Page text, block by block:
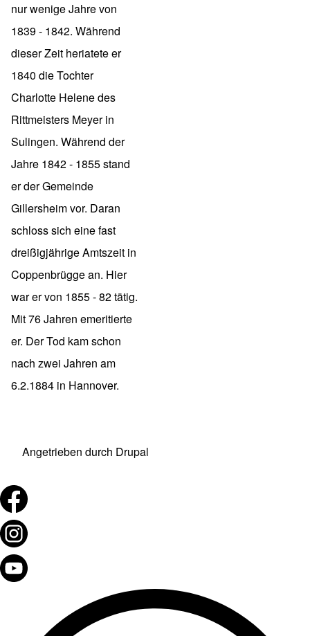
nur wenige Jahre von
1839 - 1842. Während
dieser Zeit heriatete er
1840 die Tochter
Charlotte Helene des
Rittmeisters Meyer in
Sulingen. Während der
Jahre 1842 - 1855 stand
er der Gemeinde
Gillersheim vor. Daran
schloss sich eine fast
dreißigjährige Amtszeit in
Coppenbrügge an. Hier
war er von 1855 - 82 tätig.
Mit 76 Jahren emeritierte
er. Der Tod kam schon
nach zwei Jahren am
6.2.1884 in Hannover.
Angetrieben durch Drupal